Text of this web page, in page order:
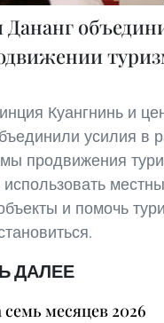
Дананг
Куангнинь и
усилия в
продвижения
и помочь
ДАЛЕЕ
семь месяцев 2026